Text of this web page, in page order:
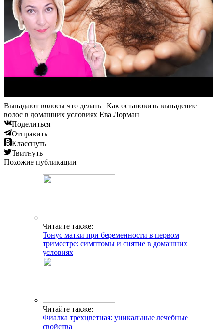
Выпадают волосы что делать | Как остановить выпадение
волос в домашних условиях Ева Лорман
Поделиться
Отправить
Класснуть
Твитнуть
Похожие публикации
Читайте также:
Тонус матки при беременности в первом
триместре: симптомы и снятие в домашних
условиях
Читайте также:
Фиалка трехцветная: уникальные лечебные
свойства